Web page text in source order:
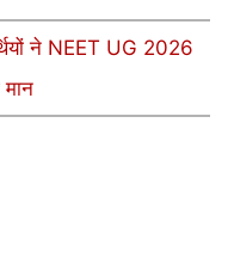
ने NEET UG 2026
मान